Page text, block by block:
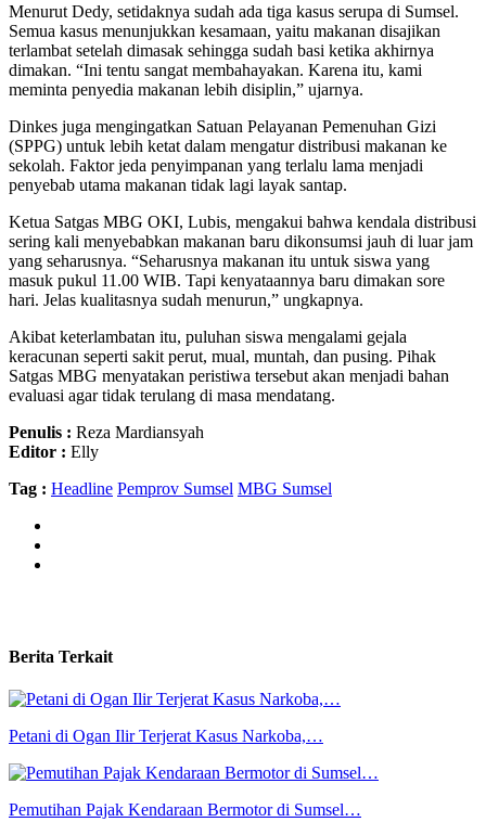
Menurut Dedy, setidaknya sudah ada tiga kasus serupa di Sumsel.
Semua kasus menunjukkan kesamaan, yaitu makanan disajikan
terlambat setelah dimasak sehingga sudah basi ketika akhirnya
dimakan. “Ini tentu sangat membahayakan. Karena itu, kami
meminta penyedia makanan lebih disiplin,” ujarnya.
Dinkes juga mengingatkan Satuan Pelayanan Pemenuhan Gizi
(SPPG) untuk lebih ketat dalam mengatur distribusi makanan ke
sekolah. Faktor jeda penyimpanan yang terlalu lama menjadi
penyebab utama makanan tidak lagi layak santap.
Ketua Satgas MBG OKI, Lubis, mengakui bahwa kendala distribusi
sering kali menyebabkan makanan baru dikonsumsi jauh di luar jam
yang seharusnya. “Seharusnya makanan itu untuk siswa yang
masuk pukul 11.00 WIB. Tapi kenyataannya baru dimakan sore
hari. Jelas kualitasnya sudah menurun,” ungkapnya.
Akibat keterlambatan itu, puluhan siswa mengalami gejala
keracunan seperti sakit perut, mual, muntah, dan pusing. Pihak
Satgas MBG menyatakan peristiwa tersebut akan menjadi bahan
evaluasi agar tidak terulang di masa mendatang.
Penulis : Reza Mardiansyah
Editor : Elly
Tag : Headline Pemprov Sumsel MBG Sumsel
Berita Terkait
Petani di Ogan Ilir Terjerat Kasus Narkoba,…
Pemutihan Pajak Kendaraan Bermotor di Sumsel…